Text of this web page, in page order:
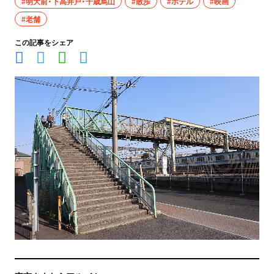
#老舗
この記事をシェア